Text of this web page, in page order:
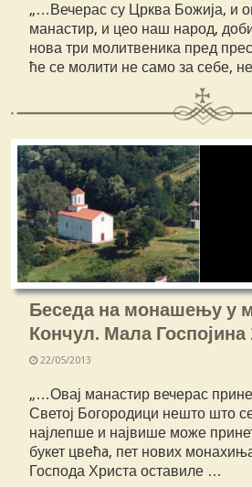
„…Вечерас су Црква Божија, и
манастир, и цео наш народ,
нова три молитвеника пред
ће се молити не само за себе,
Беседа на монашењу у
Кончул. Мала Госпојина
22/05/2013
„…Овај манастир вечерас
Светој Богородици нешто што
најлепше и највише може
букет цвећa, пет нових
Господа Христа оставиле …